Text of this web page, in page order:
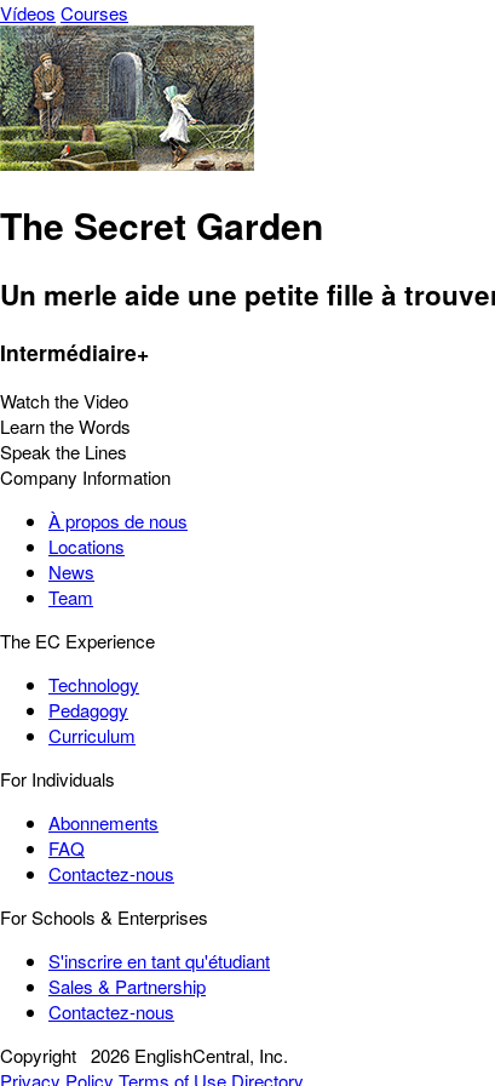
Vídeos Courses
The Secret Garden
Un merle aide une petite fille à
Intermédiaire+
Watch the Video
Learn the Words
Speak the Lines
Company Information
À propos de nous
Locations
News
Team
The EC Experience
Technology
Pedagogy
Curriculum
For Individuals
Abonnements
FAQ
Contactez-nous
For Schools & Enterprises
S'inscrire en tant qu'étudiant
Sales & Partnership
Contactez-nous
Copyright 2026 EnglishCentral, Inc.